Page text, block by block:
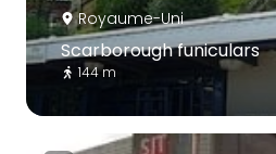
Royaume-Uni
Scarborough funiculars
144 m